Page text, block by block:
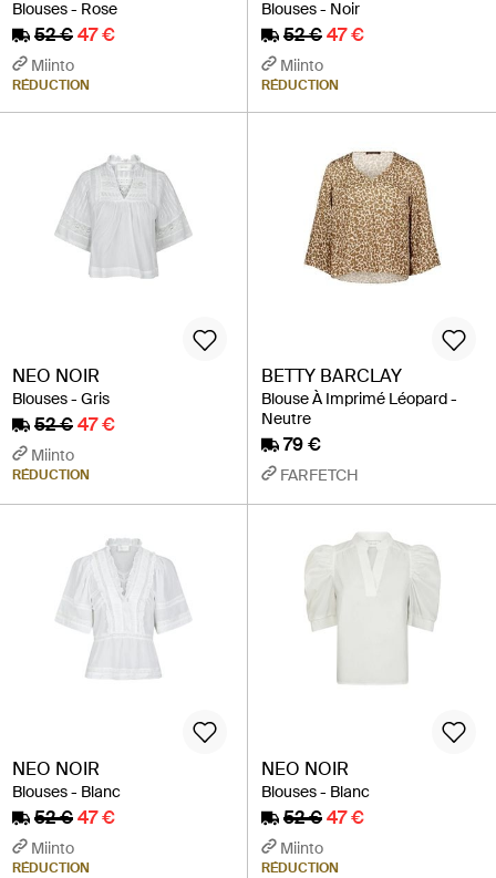
Blouses - Rose
52 €47 €
Miinto
RÉDUCTION
Blouses - Noir
52 €47 €
Miinto
RÉDUCTION
NEO NOIR
Blouses - Gris
52 €47 €
Miinto
RÉDUCTION
BETTY BARCLAY
Blouse À Imprimé Léopard -
Neutre
79 €
FARFETCH
NEO NOIR
Blouses - Blanc
52 €47 €
Miinto
RÉDUCTION
NEO NOIR
Blouses - Blanc
52 €47 €
Miinto
RÉDUCTION